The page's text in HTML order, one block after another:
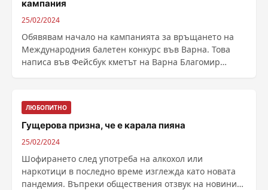
кампания
25/02/2024
Обявявам начало на кампанията за връщането на
Международния балетен конкурс във Варна. Това
написа във Фейсбук кметът на Варна Благомир
ЛЮБОПИТНО
Гущерова призна, че е карала пияна
25/02/2024
Шофирането след употреба на алкохол или
наркотици в последно време изглежда като новата
пандемия. Въпреки обществения отзвук на новините